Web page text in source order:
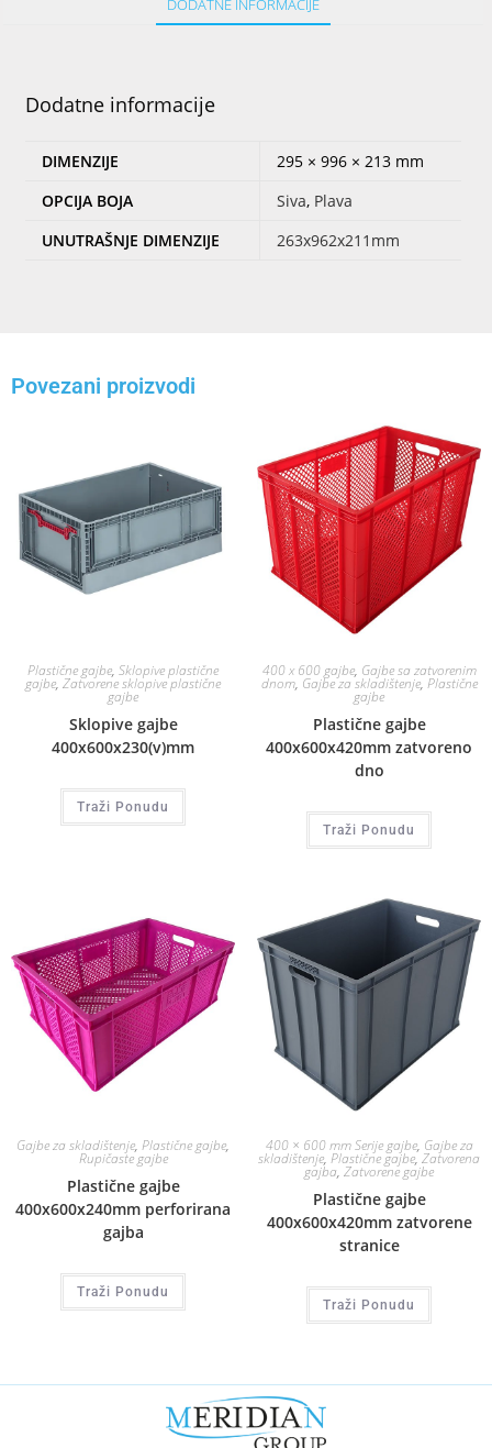
DODATNE INFORMACIJE
Dodatne informacije
DIMENZIJE
295 × 996 × 213 mm
OPCIJA BOJA
Siva, Plava
UNUTRAŠNJE DIMENZIJE
263x962x211mm
Povezani proizvodi
Plastične gajbe, Sklopive plastične
gajbe, Zatvorene sklopive plastične
gajbe
Sklopive gajbe
400x600x230(v)mm
Traži Ponudu
400 x 600 gajbe, Gajbe sa zatvorenim
dnom, Gajbe za skladištenje, Plastične
gajbe
Plastične gajbe
400x600x420mm zatvoreno
dno
Traži Ponudu
Gajbe za skladištenje, Plastične gajbe,
Rupičaste gajbe
Plastične gajbe
400x600x240mm perforirana
gajba
Traži Ponudu
400 × 600 mm Serije gajbe, Gajbe za
skladištenje, Plastične gajbe,Zatvorena
gajba, Zatvorene gajbe
Plastične gajbe
400x600x420mm zatvorene
stranice
Traži Ponudu